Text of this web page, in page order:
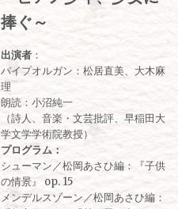
捧ぐ～
出演者 ：
パイプオルガン：松居直美、大木麻
理
朗読：小沼純一
（詩人、音楽・文芸批評、早稲田大
学文学学術院教授）
プログラム：
シューマン／松岡あさひ編：『子供
の情景』 op. 15
メンデルスゾーン／松岡あさひ編：